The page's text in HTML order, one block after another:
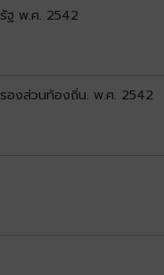
ฐ พ.ศ. 2542
องส่วนท้องถิ่น. พ.ศ. 2542